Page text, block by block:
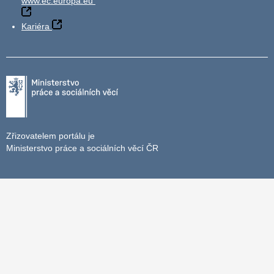
Kariéra
Zřizovatelem portálu je
Ministerstvo práce a sociálních věcí ČR